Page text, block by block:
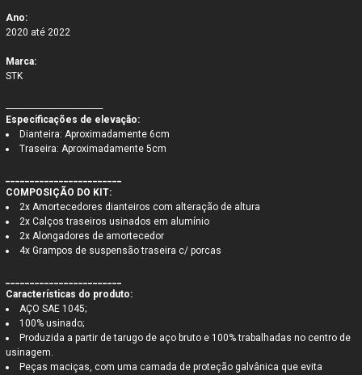
Ano:
2020 até 2022
Marca:
STK
Especificações de elevação:
Dianteira: Aproximadamente 6cm
Traseira: Aproximadamente 5cm
________________________
COMPOSIÇÃO DO KIT:
2x Amortecedores dianteiros com alteração de altura
2x Calços traseiros usinados em alumínio
2x Alongadores de amortecedor
4x Grampos de suspensão traseira c/ porcas
________________________
Características do produto:
AÇO SAE 1045;
100% usinado;
Produzida a partir de tarugo de aço bruto e 100% trabalhadas no centro de
usinagem.
Peças maciças, com uma camada de proteção galvânica que evita